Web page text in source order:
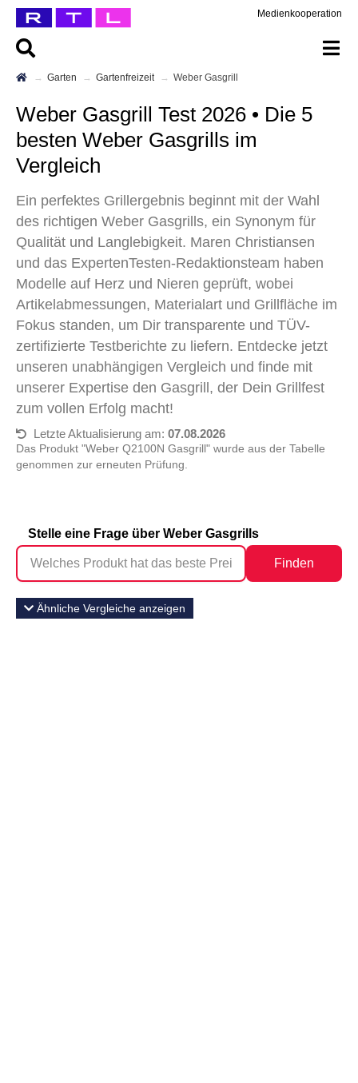
Medienkooperation
Garten Gartenfreizeit Weber Gasgrill
Weber Gasgrill Test 2026 • Die 5
besten Weber Gasgrills im
Vergleich
Ein perfektes Grillergebnis beginnt mit der Wahl
des richtigen Weber Gasgrills, ein Synonym für
Qualität und Langlebigkeit. Maren Christiansen
und das ExpertenTesten-Redaktionsteam haben
Modelle auf Herz und Nieren geprüft, wobei
Artikelabmessungen, Materialart und Grillfläche im
Fokus standen, um Dir transparente und TÜV-
zertifizierte Testberichte zu liefern. Entdecke jetzt
unseren unabhängigen Vergleich und finde mit
unserer Expertise den Gasgrill, der Dein Grillfest
zum vollen Erfolg macht!
Letzte Aktualisierung am: 07.08.2026
Das Produkt "Weber Q2100N Gasgrill" wurde aus der Tabelle
genommen zur erneuten Prüfung.
Stelle eine Frage über Weber Gasgrills
Finden
Ähnliche Vergleiche anzeigen